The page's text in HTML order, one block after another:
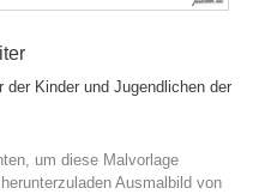
der Kinder und Jugendlichen der
um diese Malvorlage
Ausmalbild von